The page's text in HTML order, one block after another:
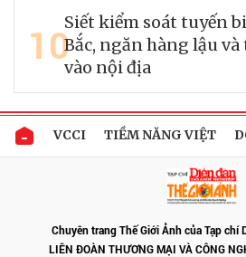
10Siết kiểm soát tuyến
Bắc, ngăn hàng lậu
vào nội địa
VCCI TIỀM NĂNG VIỆT
Chuyên trang Thế Giới Ảnh của Tạp chí
LIÊN ĐOÀN THƯƠNG MẠI VÀ CÔNG